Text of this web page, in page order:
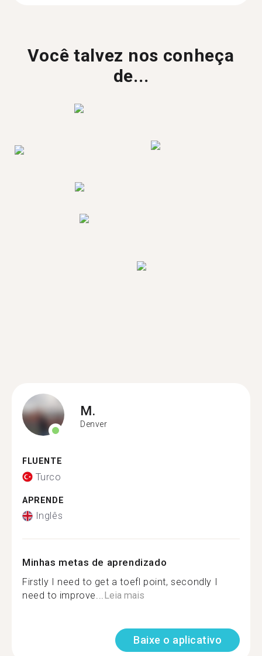
Você talvez nos conheça
de...
M.
Denver
FLUENTE
Turco
APRENDE
Inglês
Minhas metas de aprendizado
Firstly I need to get a toefl point, secondly I
need to improve...Leia mais
Baixe o aplicativo